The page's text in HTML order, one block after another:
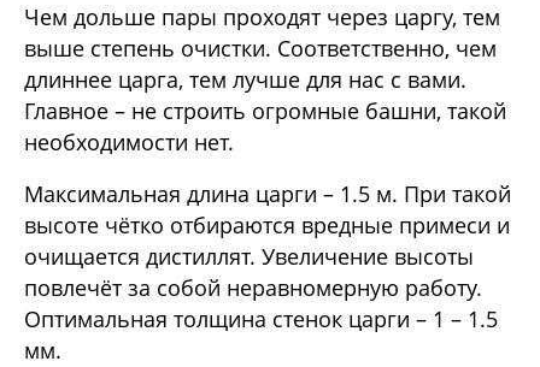
Чем дольше пары проходят через царгу, тем
выше степень очистки. Соответственно, чем
длиннее царга, тем лучше для нас с вами.
Главное – не строить огромные башни, такой
необходимости нет.
Максимальная длина царги – 1.5 м. При такой
высоте чётко отбираются вредные примеси и
очищается дистиллят. Увеличение высоты
повлечёт за собой неравномерную работу.
Оптимальная толщина стенок царги – 1 – 1.5
мм.